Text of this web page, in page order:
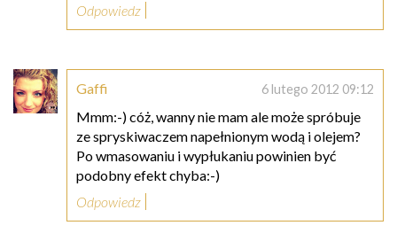
Odpowiedz
Gaffi 6 lutego 2012 09:12
Mmm:-) cóż, wanny nie mam ale może spróbuje
ze spryskiwaczem napełnionym wodą i olejem?
Po wmasowaniu i wypłukaniu powinien być
podobny efekt chyba:-)
Odpowiedz